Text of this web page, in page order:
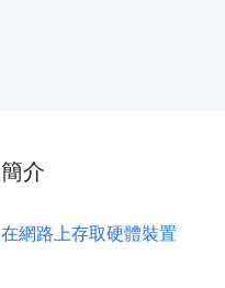
簡介
在網路上存取硬體裝置